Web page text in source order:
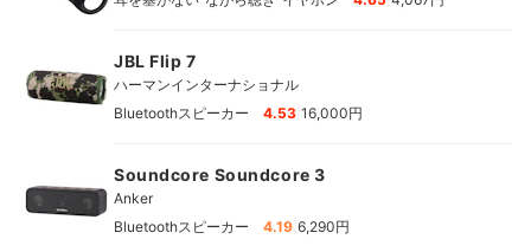
JBL Flip 7
ハーマンインターナショナル
Bluetoothスピーカー
4.53 16,000円
Soundcore Soundcore 3
Anker
Bluetoothスピーカー
4.19 6,290円